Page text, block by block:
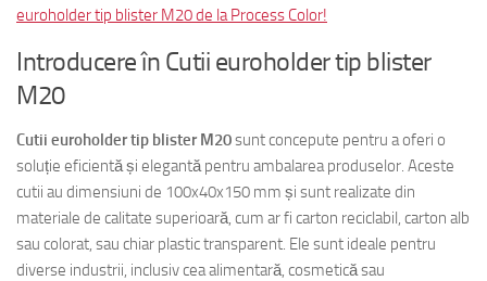
euroholder tip blister M20 de la Process Color!
Introducere în Cutii euroholder tip blister
M20
Cutii euroholder tip blister M20sunt concepute pentru a oferi o
soluție eficientă și elegantă pentru ambalarea produselor. Aceste
cutii au dimensiuni de 100x40x150 mm și sunt realizate din
materiale de calitate superioară, cum ar fi carton reciclabil, carton alb
sau colorat, sau chiar plastic transparent. Ele sunt ideale pentru
diverse industrii, inclusiv cea alimentară, cosmetică sau